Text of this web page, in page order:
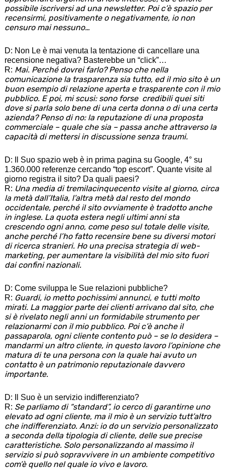
possibile iscriversi ad una newsletter. Poi c’è spazio per
recensirmi, positivamente o negativamente, io non
censuro mai nessuno…
D: Non Le è mai venuta la tentazione di cancellare una
recensione negativa? Basterebbe un “click”…
R: Mai. Perché dovrei farlo? Penso che nella
comunicazione la trasparenza sia tutto, ed il mio sito è un
buon esempio di relazione aperta e trasparente con il mio
pubblico. E poi, mi scusi: sono forse credibili quei siti
dove si parla solo bene di una certa donna o di una certa
azienda? Penso di no: la reputazione di una proposta
commerciale – quale che sia – passa anche attraverso la
capacità di mettersi in discussione senza traumi.
D: Il Suo spazio web è in prima pagina su Google, 4° su
1.360.000 referenze cercando “top escort”. Quante visite al
giorno registra il sito? Da quali paesi?
R: Una media di tremilacinquecento visite al giorno, circa
la metà dall’Italia, l’altra metà dal resto del mondo
occidentale, perché il sito ovviamente è tradotto anche
in inglese. La quota estera negli ultimi anni sta
crescendo ogni anno, come peso sul totale delle visite,
anche perché l’ho fatto recensire bene su diversi motori
di ricerca stranieri. Ho una precisa strategia di web-
marketing, per aumentare la visibilità del mio sito fuori
dai confini nazionali.
D: Come sviluppa le Sue relazioni pubbliche?
R: Guardi, io metto pochissimi annunci, e tutti molto
mirati. La maggior parte dei clienti arrivano dal sito, che
si è rivelato negli anni un formidabile strumento per
relazionarmi con il mio pubblico. Poi c’è anche il
passaparola, ogni cliente contento può – se lo desidera –
mandarmi un altro cliente, in questo lavoro l’opinione che
matura di te una persona con la quale hai avuto un
contatto è un patrimonio reputazionale davvero
importante.
D: Il Suo è un servizio indifferenziato?
R: Se parliamo di “standard”, io cerco di garantirne uno
elevato ad ogni cliente, ma il mio è un servizio tutt’altro
che indifferenziato. Anzi: io do un servizio personalizzato
a seconda della tipologia di cliente, delle sue precise
caratteristiche. Solo personalizzando al massimo il
servizio si può sopravvivere in un ambiente competitivo
com’è quello nel quale io vivo e lavoro.
Search